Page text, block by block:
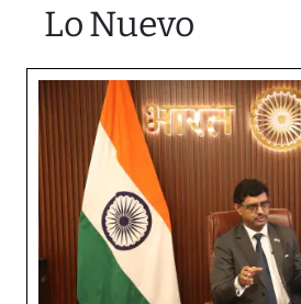
Lo Nuevo